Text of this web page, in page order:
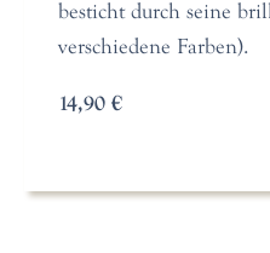
besticht durch seine
verschiedene Farben).
14,90 €